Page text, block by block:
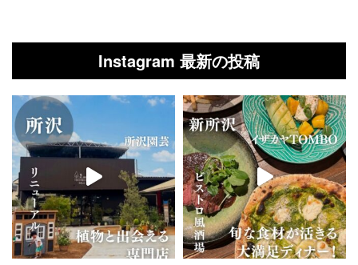
Instagram 最新の投稿